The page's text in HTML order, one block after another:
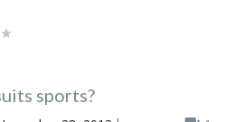
sports?